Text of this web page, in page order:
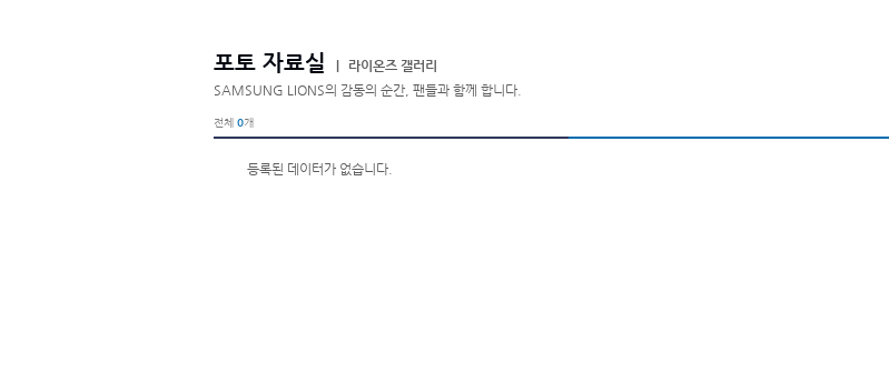
포토 자료실
라이온즈 갤러리
SAMSUNG LIONS의 감동의 순간, 팬들과 함께 합니다.
전체 0개
등록된 데이터가 없습니다.